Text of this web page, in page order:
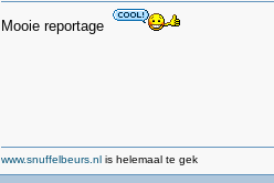
Mooie reportage
www.snuffelbeurs.nl is helemaal te gek